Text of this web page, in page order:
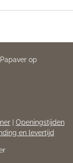
op
| Openingstijden
en levertijd